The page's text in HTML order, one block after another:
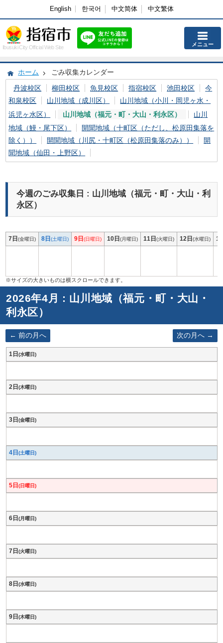
English 한국어 中文简体 中文繁体
Ibusuki City Official Web Site メニュー
ホーム
ごみ収集カレンダー
丹波校区
柳田校区 魚見校区 指宿校区 池田校区
今
和泉校区
山川地域（成川区）
山川地域（小川・岡児ヶ水・
浜児ヶ水区）
山川地域（福元・町・大山・利永区）
山川
地域（鰻・尾下区）
開聞地域（十町区（ただし、松原田集落を
除く））
開聞地域（川尻・十町区（松原田集落のみ））
開
聞地域（仙田・上野区）
今週のごみ収集日 : 山川地域（福元・町・大山・利
永区）
7日(金曜日) 8日(土曜日) 9日(日曜日) 10日(月曜日) 11日(火曜日) 12日(水曜日)
2026年4月 : 山川地域（福元・町・大山・
利永区）
前の月へ 次の月へ
1日 (水曜日)
2日 (木曜日)
3日 (金曜日)
4日 (土曜日)
5日 (日曜日)
6日 (月曜日)
7日 (火曜日)
8日 (水曜日)
9日 (木曜日)